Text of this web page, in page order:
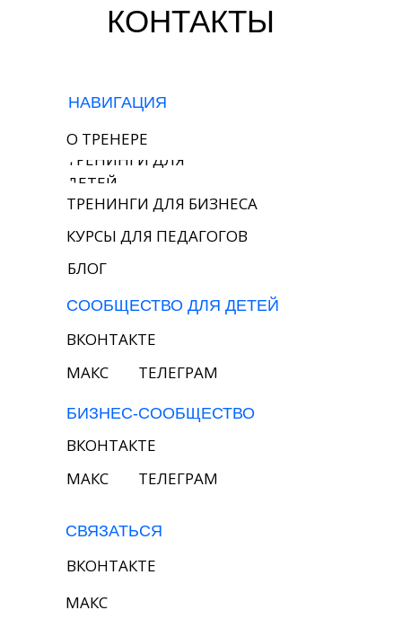
КОНТАКТЫ
ВКОНТАКТЕ
О ТРЕНЕРЕ
БЛОГ
ТРЕНИНГИ ДЛЯ БИЗНЕСА
КУРСЫ ДЛЯ ПЕДАГОГОВ
ТРЕНИНГИ ДЛЯ
ДЕТЕЙ
ВКОНТАКТЕ
MAКС
ТЕЛЕГРАМ
ТЕЛЕГРАМ
MAКС
MAКС
ВКОНТАКТЕ
СООБЩЕСТВО ДЛЯ ДЕТЕЙ
СВЯЗАТЬСЯ
БИЗНЕС-СООБЩЕСТВО
НАВИГАЦИЯ